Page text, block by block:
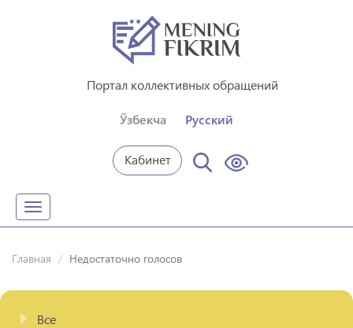
Портал коллективных обращений
Ўзбекча Русский
Кабинет
Toggle
navigation
Главная Недостаточно голосов
Все